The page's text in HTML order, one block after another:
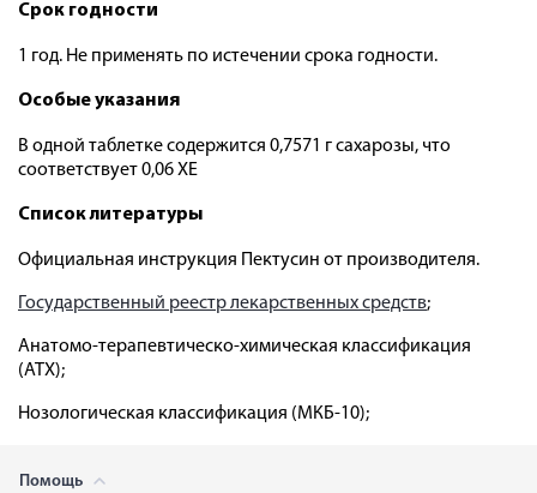
Срок годности
1 год. Не применять по истечении срока годности.
Особые указания
В одной таблетке содержится 0,7571 г сахарозы, что
соответствует 0,06 ХЕ
Список литературы
Официальная инструкция Пектусин от производителя.
Государственный реестр лекарственных средств;
Анатомо-терапевтическо-химическая классификация
(ATX);
Нозологическая классификация (МКБ-10);
Помощь